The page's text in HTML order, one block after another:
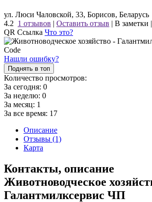
ул. Люси Чаловской, 33, Борисов, Беларусь
4.2 1 отзывов | Оставить отзыв | В заметки |
QR Ссылка Что это?
Нашли ошибку?
Поднять в топ
Количество просмотров:
За сегодня: 0
За неделю: 0
За месяц: 1
За все время: 17
Описание
Отзывы (1)
Карта
Контакты, описание
Животноводческое
Галантмилксервис ЧП